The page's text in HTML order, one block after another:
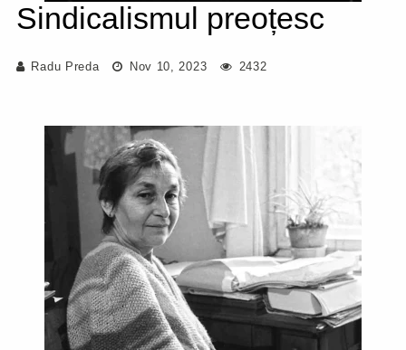
Sindicalismul preoțesc
Radu Preda Nov 10, 2023 2432